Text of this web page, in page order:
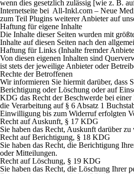
wenn dies gesetzlich zulässig [wie z. B.
Internetseite bei All-Inkl.com – Neue
zum Teil Plugins weiterer Anbieter auf
Haftung für eigene Inhalte
Die Inhalte dieser Seiten wurden mit
Inhalte auf diesen Seiten nach den
Haftung für Links (Inhalte fremder
Von diesen eigenen Inhalten sind
ist stets der jeweilige Anbieter oder
Rechte der Betroffenen
Wir informieren Sie hiermit darüber, dass
Berichtigung oder Löschung oder auf
KDG das Recht der Beschwerde bei einer
die Verarbeitung auf § 6 Absatz 1
Einwilligung bis zum Widerruf erfolgten
Recht auf Auskunft, § 17 KDG
Sie haben das Recht, Auskunft darüber
Recht auf Berichtigung, § 18 KDG
Sie haben das Recht, die Berichtigung
oder Mitteilungen.
Recht auf Löschung, § 19 KDG
Sie haben das Recht, die Löschung Ihrer